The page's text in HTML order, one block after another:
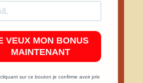
VEUX MON BONUS
MAINTENANT
sur ce bouton je confirme avoir pris